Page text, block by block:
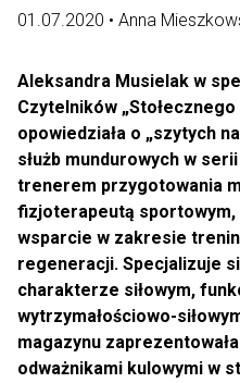
01.07.2020 • Anna
Aleksandra Musielak w
Czytelników
opowiedziała o „szytych
służb mundurowych w
trenerem przygotowania
fizjoterapeutą
wsparcie w zakresie
regeneracji. Specjalizuje
charakterze siłowym,
wytrzymałościowo-
magazynu
odważnikami kulowymi w